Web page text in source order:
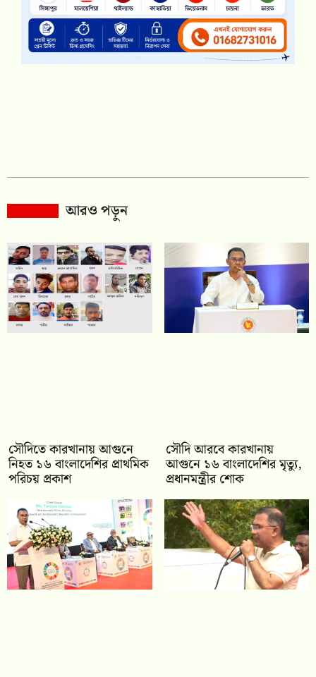
আরও পড়ুন
সৌদিতে কারখানায় আগুনে
নিহত ১৬ বাংলাদেশির প্রাথমিক
পরিচয় প্রকাশ
সৌদি আরবে কারখানায়
আগুনে ১৬ বাংলাদেশির মৃত্যু,
প্রধানমন্ত্রীর শোক